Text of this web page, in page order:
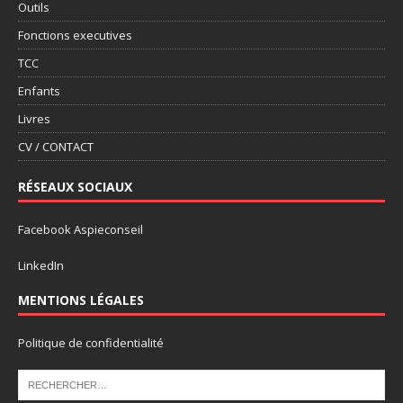
Outils
Fonctions executives
TCC
Enfants
Livres
CV / CONTACT
RÉSEAUX SOCIAUX
Facebook Aspieconseil
LinkedIn
MENTIONS LÉGALES
Politique de confidentialité